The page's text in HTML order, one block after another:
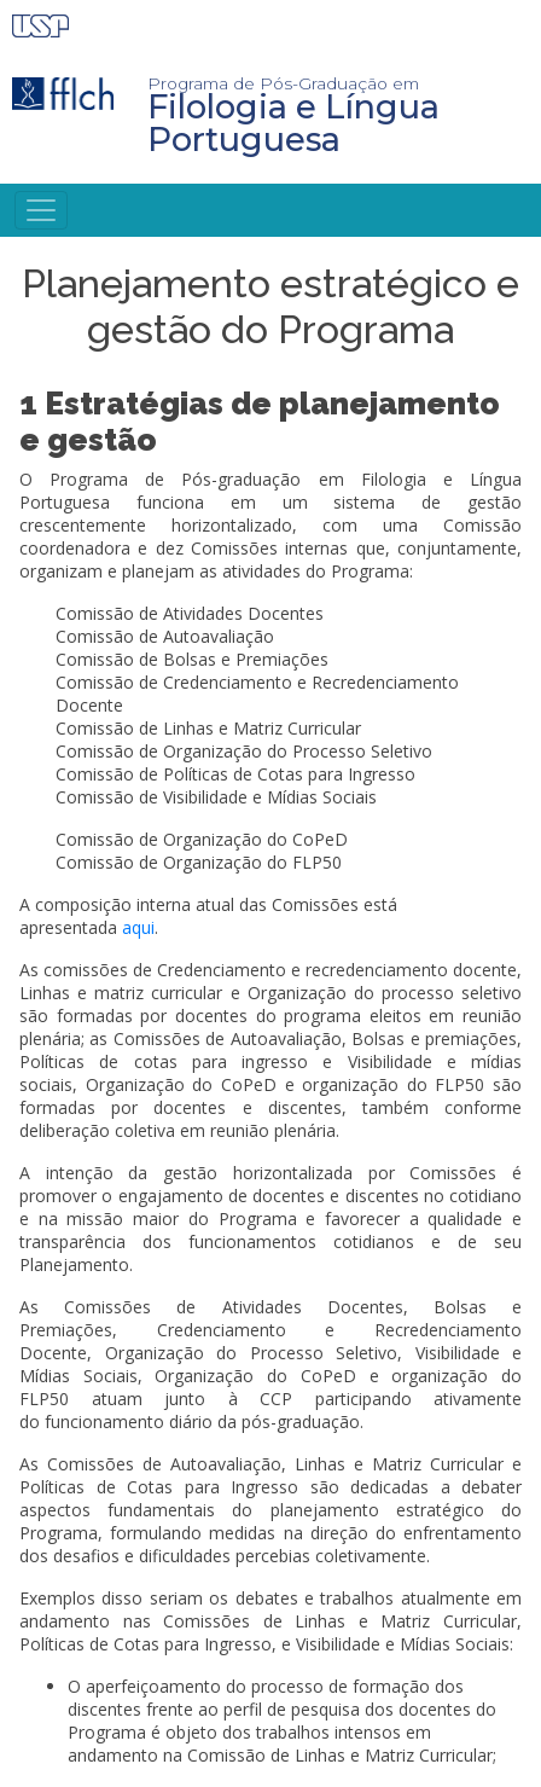
Pular
para
conteúdo
principal
Programa de Pós-Graduação em
Filologia e Língua
Portuguesa
NAVEGAÇÃO
PRINCIPAL
Planejamento estratégico e
gestão do Programa
1 Estratégias de planejamento
e gestão
O Programa de Pós-graduação em Filologia e Língua
Portuguesa funciona em um sistema de gestão
crescentemente horizontalizado, com uma Comissão
coordenadora e dez Comissões internas que, conjuntamente,
organizam e planejam as atividades do Programa:
Comissão de Atividades Docentes
​​​​​​​Comissão de Autoavaliação
Comissão de Bolsas e Premiações
Comissão de Credenciamento e Recredenciamento
Docente
Comissão de Linhas e Matriz Curricular
Comissão de Organização do Processo Seletivo
Comissão de Políticas de Cotas para Ingresso
Comissão de Visibilidade e Mídias Sociais
Comissão de Organização do CoPeD
Comissão de Organização do FLP50
A composição interna atual das Comissões está
apresentada aqui.
As comissões de Credenciamento e recredenciamento docente,
Linhas e matriz curricular e Organização do processo seletivo
são formadas por docentes do programa eleitos em reunião
plenária; as Comissões de Autoavaliação, Bolsas e premiações,
Políticas de cotas para ingresso e Visibilidade e mídias
sociais, Organização do CoPeD e organização do FLP50 são
formadas por docentes e discentes, também conforme
deliberação coletiva em reunião plenária.
A intenção da gestão horizontalizada por Comissões é
promover o engajamento de docentes e discentes no cotidiano
e na missão maior do Programa e favorecer a qualidade e
transparência dos funcionamentos cotidianos e de seu
Planejamento.
As Comissões de Atividades Docentes, Bolsas e
Premiações, Credenciamento e Recredenciamento
Docente, Organização do Processo Seletivo, Visibilidade e
Mídias Sociais, Organização do CoPeD e organização do
FLP50 atuam junto à CCP participando ativamente
do funcionamento diário da pós-graduação.
As Comissões de Autoavaliação, Linhas e Matriz Curricular e
Políticas de Cotas para Ingresso são dedicadas a debater
aspectos fundamentais do planejamento estratégico do
Programa, formulando medidas na direção do enfrentamento
dos desafios e dificuldades percebias coletivamente.
Exemplos disso seriam os debates e trabalhos atualmente em
andamento nas Comissões de Linhas e Matriz Curricular,
Políticas de Cotas para Ingresso, e Visibilidade e Mídias Sociais:
O aperfeiçoamento do processo de formação dos
discentes frente ao perfil de pesquisa dos docentes do
Programa é objeto dos trabalhos intensos em
andamento na Comissão de Linhas e Matriz Curricular;